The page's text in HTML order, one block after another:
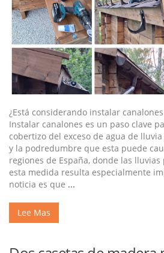
¿Está considerando instalar
Instalar canalones es un paso clave
cobertizo del exceso de agua de
y la podredumbre que esta puede
regiones de España, donde las
esta medida resulta especialmente
noticia es que ...
Lee Mas